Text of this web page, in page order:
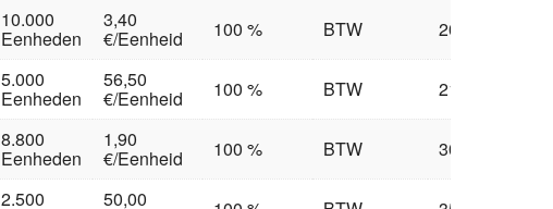
10.000
Eenheden
3,40
€/Eenheid 100 % BTW 202
5.000
Eenheden
56,50
€/Eenheid 100 % BTW 212
8.800
Eenheden
1,90
€/Eenheid 100 % BTW 303
2.500 50,00